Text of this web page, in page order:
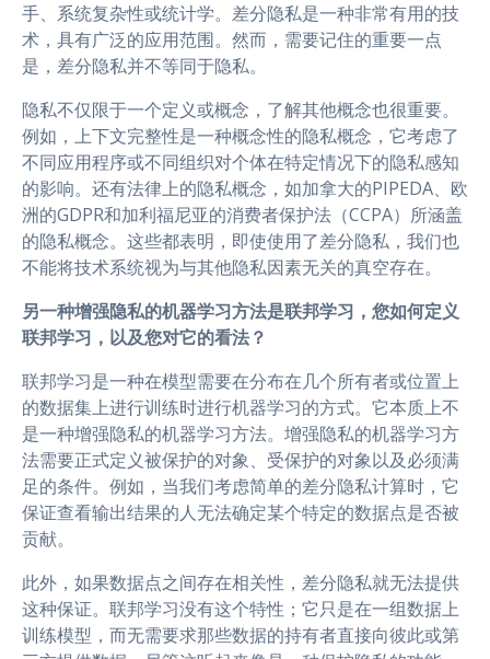
手、系统复杂性或统计学。差分隐私是一种非常有用的技
术，具有广泛的应用范围。然而，需要记住的重要一点
是，差分隐私并不等同于隐私。
隐私不仅限于一个定义或概念，了解其他概念也很重要。
例如，上下文完整性是一种概念性的隐私概念，它考虑了
不同应用程序或不同组织对个体在特定情况下的隐私感知
的影响。还有法律上的隐私概念，如加拿大的PIPEDA、欧
洲的GDPR和加利福尼亚的消费者保护法（CCPA）所涵盖
的隐私概念。这些都表明，即使使用了差分隐私，我们也
不能将技术系统视为与其他隐私因素无关的真空存在。
另一种增强隐私的机器学习方法是联邦学习，您如何定义
联邦学习，以及您对它的看法？
联邦学习是一种在模型需要在分布在几个所有者或位置上
的数据集上进行训练时进行机器学习的方式。它本质上不
是一种增强隐私的机器学习方法。增强隐私的机器学习方
法需要正式定义被保护的对象、受保护的对象以及必须满
足的条件。例如，当我们考虑简单的差分隐私计算时，它
保证查看输出结果的人无法确定某个特定的数据点是否被
贡献。
此外，如果数据点之间存在相关性，差分隐私就无法提供
这种保证。联邦学习没有这个特性；它只是在一组数据上
训练模型，而无需要求那些数据的持有者直接向彼此或第